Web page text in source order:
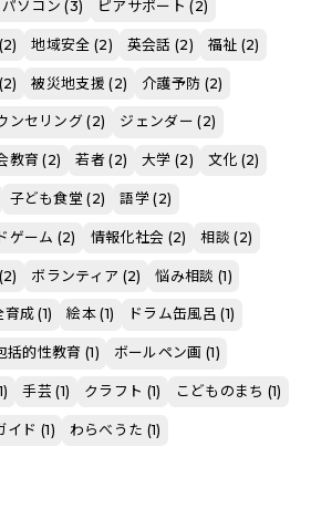
パソコン (3) ピアサポート (2)
地域安全 (2) 英会話 (2) 福祉 (2)
被災地支援 (2) 介護予防 (2)
ンセリング (2) ジェンダー (2)
教育 (2) 若者 (2) 大学 (2) 文化 (2)
子ども食堂 (2) 語学 (2)
ゲーム (2) 情報化社会 (2) 相談 (2)
ボランティア (2) 悩み相談 (1)
成 (1) 絵本 (1) ドラム缶風呂 (1)
括的性教育 (1) ボールペン画 (1)
手芸 (1) クラフト (1) こどものまち (1)
イド (1) わらべうた (1)